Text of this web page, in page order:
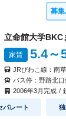
募集
立命館大学BKC
家賃 5.4～
JRびわこ線： 南
バス停： 野路北口
2006年3月完成 /
パレート